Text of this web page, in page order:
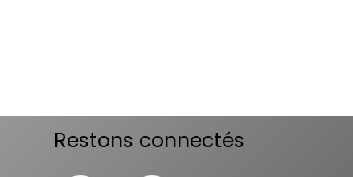
Restons connectés